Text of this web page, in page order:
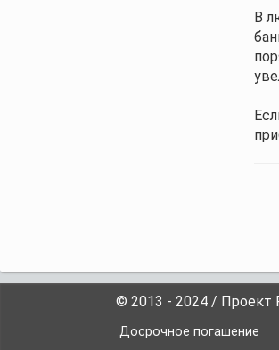
В
© 2013 - 2024 / Проект
Досрочное погашение